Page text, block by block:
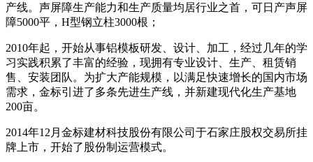
产线。声屏障生产能力和生产质量均居行业之首，可日产声屏
障5000平，H型钢立柱3000根；
2010年起，开始从事铝模板研发、设计、加工，经过几年的学
习实践积累了丰富的经验，现拥有专业设计、生产、租赁销
售、安装团队。为扩大产能规模，以满足快速增长的国内市场
需求，金标引进了多条先进生产线，并新建现代化生产基地
200亩。
2014年12月金标建材科技股份有限公司于石家庄股权交易所挂
牌上市，开始了股份制运营模式。